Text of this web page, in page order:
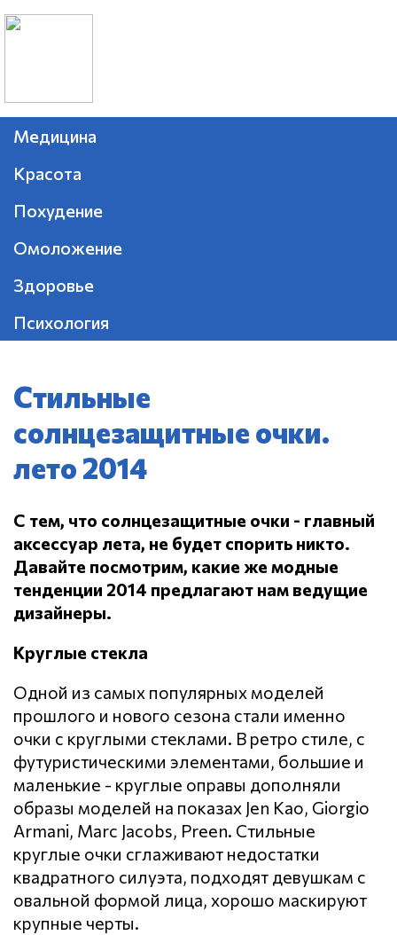
Медицина
Красота
Похудение
Омоложение
Здоровье
Психология
Стильные
солнцезащитные очки.
лето 2014
С тем, что солнцезащитные очки - главный
аксессуар лета, не будет спорить никто.
Давайте посмотрим, какие же модные
тенденции 2014 предлагают нам ведущие
дизайнеры.
Круглые стекла
Одной из самых популярных моделей
прошлого и нового сезона стали именно
очки с круглыми стеклами. В ретро стиле, с
футуристическими элементами, большие и
маленькие - круглые оправы дополняли
образы моделей на показах Jen Kao, Giorgio
Armani, Marc Jacobs, Preen. Стильные
круглые очки сглаживают недостатки
квадратного силуэта, подходят девушкам с
овальной формой лица, хорошо маскируют
крупные черты.